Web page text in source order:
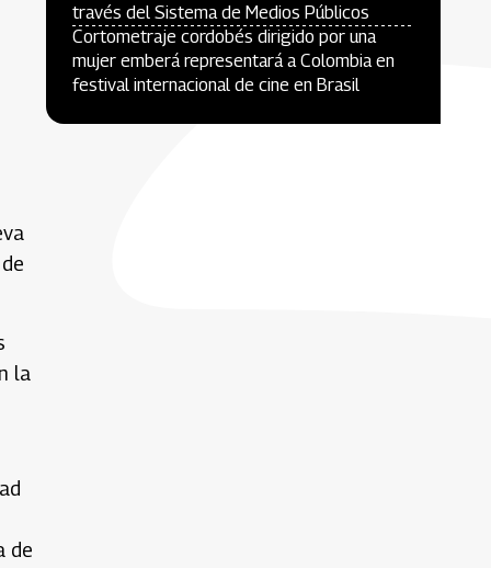
la
de
través del Sistema de Medios Públicos
Cortometraje cordobés dirigido por una
mujer emberá representará a Colombia en
festival internacional de cine en Brasil